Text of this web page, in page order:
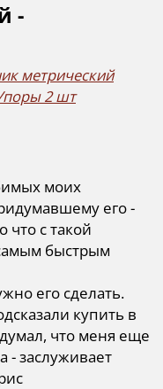
-
метрический
2 шт
моих
его -
что с такой
быстрым
его сделать.
купить в
что меня еще
- заслуживает